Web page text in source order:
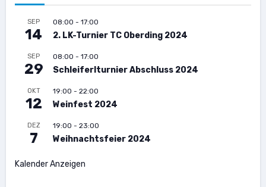
SEP
14
08:00 - 17:00
2. LK-Turnier TC Oberding 2024
SEP
29
08:00 - 17:00
Schleiferlturnier Abschluss 2024
OKT
12
19:00 - 22:00
Weinfest 2024
DEZ
7
19:00 - 23:00
Weihnachtsfeier 2024
Kalender Anzeigen